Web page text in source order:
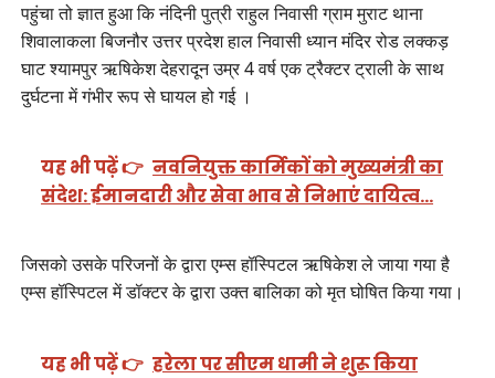
पहुंचा तो ज्ञात हुआ कि नंदिनी पुत्री राहुल निवासी ग्राम मुराट थाना
शिवालाकला बिजनौर उत्तर प्रदेश हाल निवासी ध्यान मंदिर रोड लक्कड़
घाट श्यामपुर ऋषिकेश देहरादून उम्र 4 वर्ष एक ट्रैक्टर ट्राली के साथ
दुर्घटना में गंभीर रूप से घायल हो गई ।
यह भी पढ़ें 👉 नवनियुक्त कार्मिकों को मुख्यमंत्री का
संदेश: ईमानदारी और सेवा भाव से निभाएं दायित्व…
जिसको उसके परिजनों के द्वारा एम्स हॉस्पिटल ऋषिकेश ले जाया गया है
एम्स हॉस्पिटल में डॉक्टर के द्वारा उक्त बालिका को मृत घोषित किया गया।
यह भी पढ़ें 👉 हरेला पर सीएम धामी ने शुरू किया